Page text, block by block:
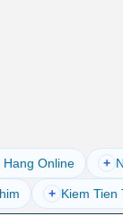
Hang Online +
+ Kiem Tien